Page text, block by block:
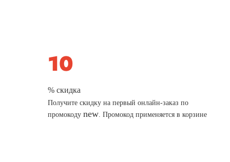
% скидка
Получите скидку на первый онлайн-заказ по
промокодуnew. Промокод применяется в корзине